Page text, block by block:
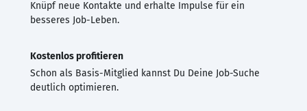
Knüpf neue Kontakte und erhalte Impulse für ein
besseres Job-Leben.
Kostenlos profitieren
Schon als Basis-Mitglied kannst Du Deine Job-Suche
deutlich optimieren.